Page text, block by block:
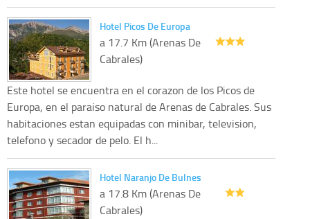
Hotel Picos De Europa
a 17.7 Km (Arenas De
Cabrales)
Este hotel se encuentra en el corazon de los Picos de
Europa, en el paraiso natural de Arenas de Cabrales. Sus
habitaciones estan equipadas con minibar, television,
telefono y secador de pelo. El h...
Hotel Naranjo De Bulnes
a 17.8 Km (Arenas De
Cabrales)